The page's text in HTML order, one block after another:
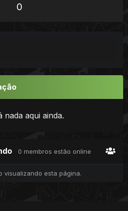
0
nada aqui ainda.
0 membros estão online
visualizando esta página.